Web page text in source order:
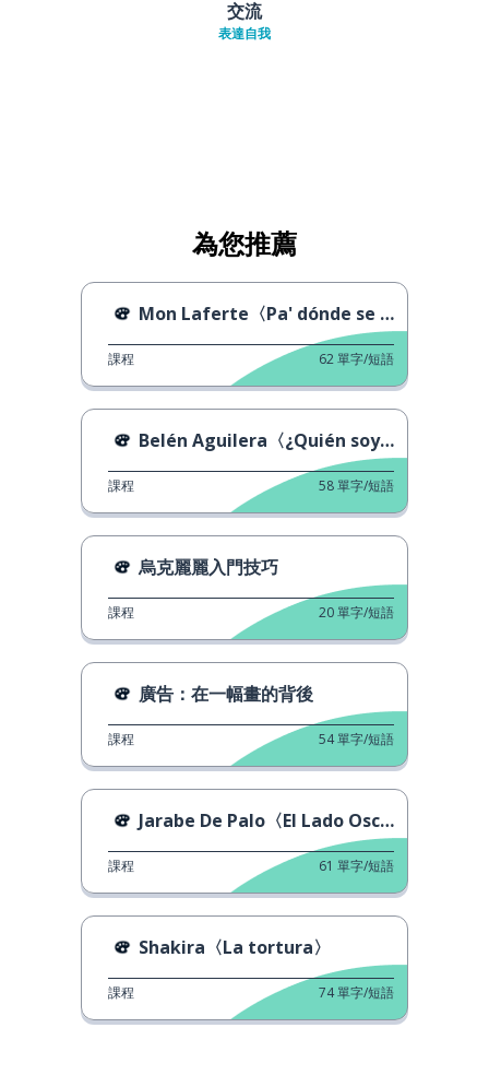
交流
表達自我
為您推薦
Mon Laferte〈Pa' dónde se fue〉
課程 62單字/短語
Belén Aguilera〈¿Quién soy?〉
課程 58單字/短語
烏克麗麗入門技巧
課程 20單字/短語
廣告：在一幅畫的背後
課程 54單字/短語
Jarabe De Palo〈El Lado Oscuro〉
課程 61 單字/短語
Shakira〈La tortura〉
課程 74單字/短語